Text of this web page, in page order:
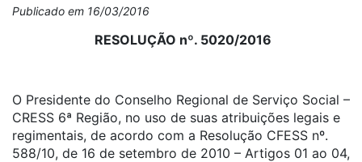
Publicado em 16/03/2016
RESOLUÇÃO nº. 5020/2016
O Presidente do Conselho Regional de Serviço Social –
CRESS 6ª Região, no uso de suas atribuições legais e
regimentais, de acordo com a Resolução CFESS nº.
588/10, de 16 de setembro de 2010 – Artigos 01 ao 04,